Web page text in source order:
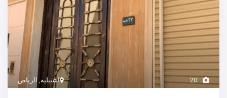
20 اشبيلية, الرياض